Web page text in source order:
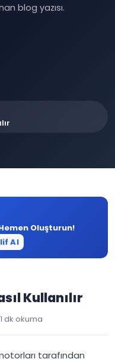
blog yazısı.
Oluşturun!
Al
Kullanılır
dk okuma
tarafından